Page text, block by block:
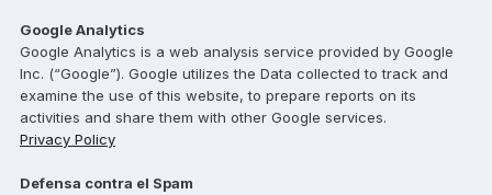
Google Analytics
Google Analytics is a web analysis service provided by Google
Inc. (“Google”). Google utilizes the Data collected to track and
examine the use of this website, to prepare reports on its
activities and share them with other Google services.
Privacy Policy
Defensa contra el Spam